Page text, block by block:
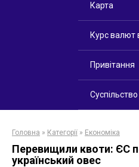
Карта
Курс валют
Привітання
Суспільство
Головна » Категорії » Економіка
Перевищили квоти: ЄС
український овес